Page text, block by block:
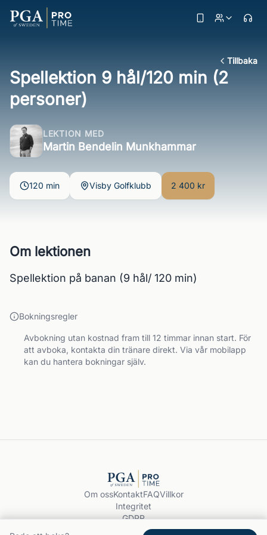
Tillbaka
Spellektion 9 hål/120 min (2
personer)
LEKTION MED
Martin Bendelin Munkhammar
120 min Visby Golfklubb 2 400 kr
Om lektionen
Spellektion på banan (9 hål/ 120 min)
Bokningsregler
Avbokning utan kostnad fram till 12 timmar innan start. För
att avboka, kontakta din tränare direkt. Via vår mobilapp
kan du hantera bokningar själv.
Om ossKontaktFAQVillkor
Integritet
GDPR
Boka träning